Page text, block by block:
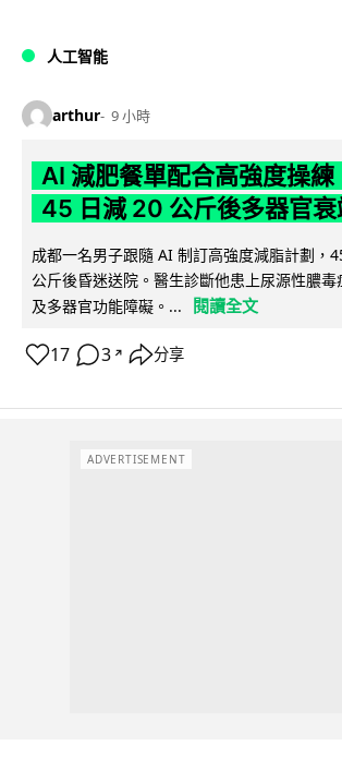
人工智能
arthur 9 小時
AI 減肥餐單配合高強度操
45 日減 20 公斤後多器官衰
成都一名男子跟隨 AI 制訂高強度減脂計劃，
公斤後昏迷送院。醫生診斷他患上尿源性膿毒
及多器官功能障礙。...
閱讀全文
17 3 ↗ 分享
ADVERTISEMENT